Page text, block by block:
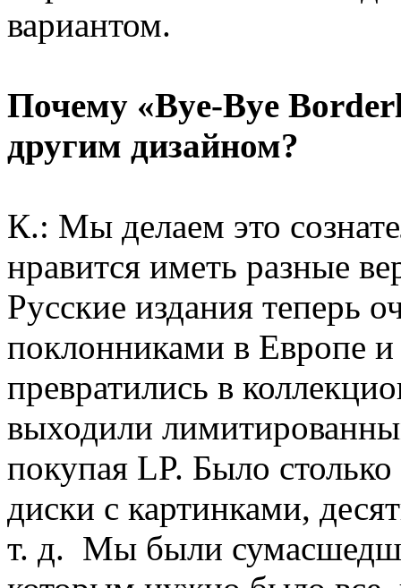
вариантом.
Почему «Bye-Bye
другим дизайном?
К.: Мы делаем это
нравится иметь разные
Русские издания теперь
поклонниками в Европе
превратились в
выходили
покупая LP. Было
диски с картинками,
т. д. Мы были